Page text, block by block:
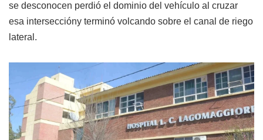
se desconocen perdió el dominio del vehículo al cruzar
esa interseccióny terminó volcando sobre el canal de riego
lateral.